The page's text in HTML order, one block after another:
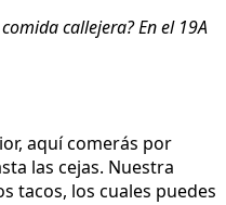
callejera? En el 19A
aquí comerás por
las cejas. Nuestra
tacos, los cuales puedes